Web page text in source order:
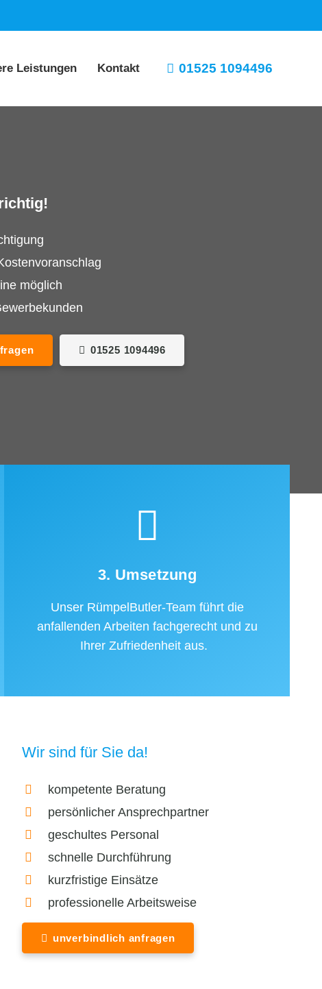
Leistungen Kontakt 01525 1094496
möglich
01525 1094496
3. Umsetzung
Unser RümpelButler-Team führt die
anfallenden Arbeiten fachgerecht und zu
Ihrer Zufriedenheit aus.
Wir sind für Sie da!
kompetente Beratung
persönlicher Ansprechpartner
geschultes Personal
schnelle Durchführung
kurzfristige Einsätze
professionelle Arbeitsweise
unverbindlich anfragen